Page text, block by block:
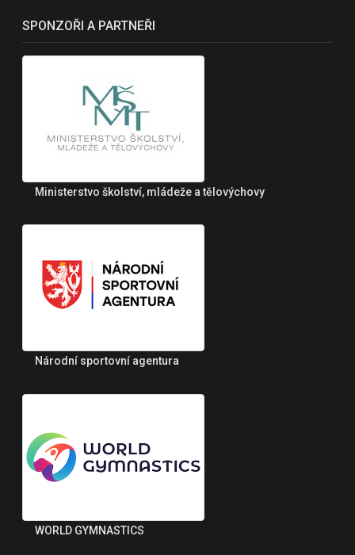
SPONZOŘI A PARTNEŘI
Ministerstvo školství, mládeže a tělovýchovy
Národní sportovní agentura
WORLD GYMNASTICS